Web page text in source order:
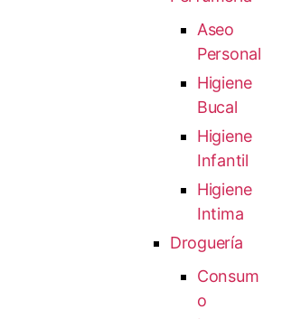
Aseo
Personal
Higiene
Bucal
Higiene
Infantil
Higiene
Intima
Droguería
Consum
o